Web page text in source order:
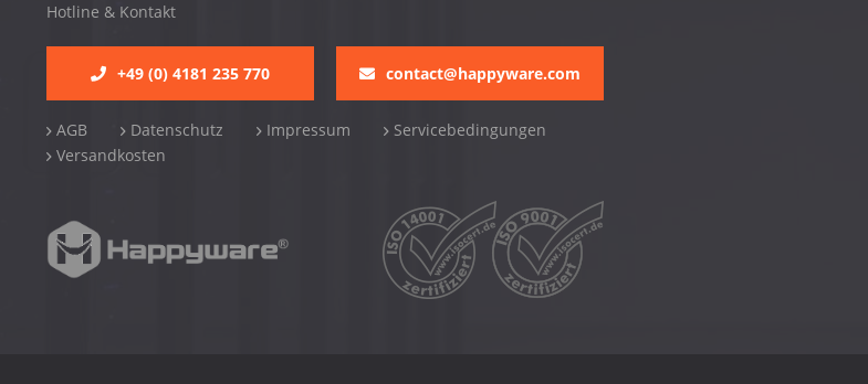
Hotline & Kontakt
+49 (0) 4181 235 770 contact@happyware.com
AGB Datenschutz Impressum
Servicebedingungen
Versandkosten